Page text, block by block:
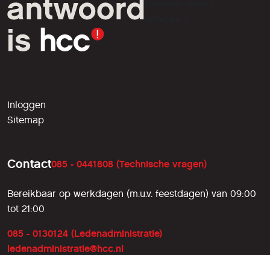
liefhebbers.
Inloggen
Sitemap
Contact085 - 0441808 (Technische vragen)
Bereikbaar op werkdagen (m.u.v. feestdagen) van 09:00
tot 21:00
085 - 0130124 (Ledenadministratie)
ledenadministratie@hcc.nl